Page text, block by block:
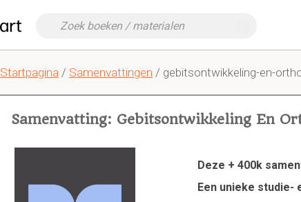
Startpagina / Samenvattingen / gebitsontwikkeling-en-
Samenvatting: Gebitsontwikkeling En
Deze + 400k
Een unieke studie-